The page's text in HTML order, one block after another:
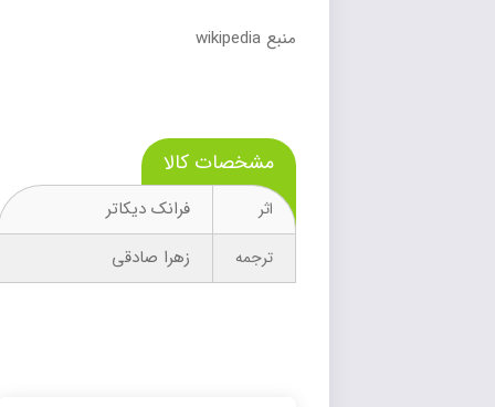
wikipedia
مشخصات کالا
فرانک دیکاتر
زهرا صادقی